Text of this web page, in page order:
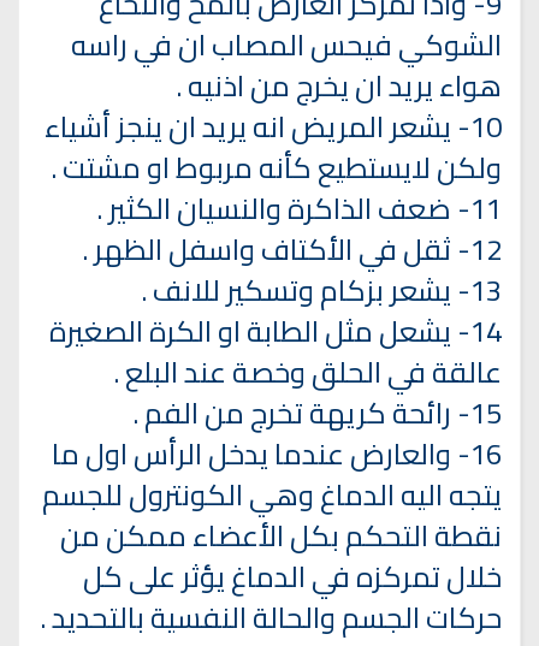
الشوكي فيحس المصاب ان في راسه
هواء يريد ان يخرج من اذنيه .
10- يشعر المريض انه يريد ان ينجز أشياء
ولكن لايستطيع كأنه مربوط او مشتت .
11- ضعف الذاكرة والنسيان الكثير .
12- ثقل في الأكتاف واسفل الظهر .
13- يشعر بزكام وتسكير للانف .
14- يشعل مثل الطابة او الكرة الصغيرة
عالقة في الحلق وخصة عند البلع .
15- رائحة كريهة تخرج من الفم .
16- والعارض عندما يدخل الرأس اول ما
يتجه اليه الدماغ وهي الكونترول للجسم
نقطة التحكم بكل الأعضاء ممكن من
خلال تمركزه في الدماغ يؤثر على كل
حركات الجسم والحالة النفسية بالتحديد .